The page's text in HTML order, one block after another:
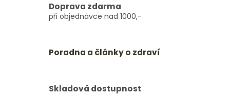
Doprava zdarma
při objednávce nad 1000,-
Poradna a články o zdraví
Skladová dostupnost